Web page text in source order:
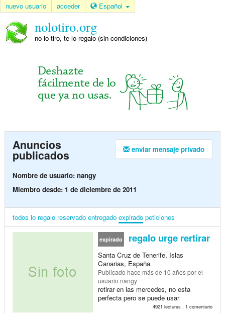
nuevo usuario acceder Español
nolotiro.org
no lo tiro, te lo regalo (sin condiciones)
enviar mensaje privado
Anuncios
publicados
Nombre de usuario: nangy
Miembro desde: 1 de diciembre de 2011
todos lo regalo reservado entregado expirado peticiones
expirado regalo urge rertirar
Santa Cruz de Tenerife, Islas
Canarias, España
Publicado hace más de 10 añospor el
usuario nangy
retirar en las mercedes, no esta
perfecta pero se puede usar
4921 lecturas , 1 comentario